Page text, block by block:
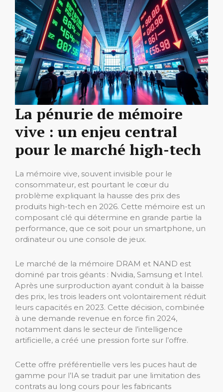
La pénurie de mémoire
vive : un enjeu central
pour le marché high-tech
La mémoire vive, souvent invisible pour le
consommateur, est pourtant le cœur du
problème expliquant la hausse des prix des
produits high-tech en 2026. Cette mémoire est un
composant clé qui détermine en grande partie la
performance, que ce soit pour un smartphone, un
ordinateur ou une console de jeux.
Le marché de la mémoire DRAM et NAND est
dominé par trois géants : Nvidia, Samsung et Intel.
Après une surproduction ayant conduit à la baisse
des prix, les trois leaders ont volontairement réduit
leurs capacités en 2023. Cette décision, combinée
à une demande revenue en force fin 2024,
notamment dans le secteur de l’intelligence
artificielle, a créé une pression forte sur l’offre.
Cette offre préférentielle vers les puces haut de
gamme pour l’IA se traduit par une limitation des
contrats au long cours pour les fabricants